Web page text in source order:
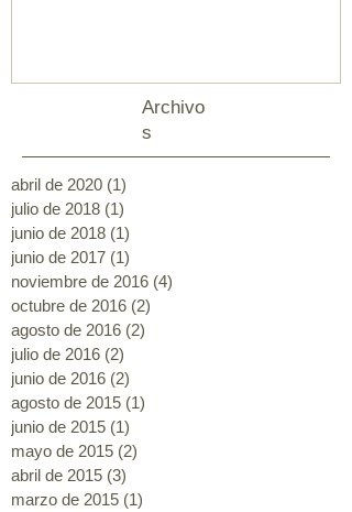
Archivo
s
abril de 2020 (1)
julio de 2018 (1)
junio de 2018 (1)
junio de 2017 (1)
noviembre de 2016 (4)
octubre de 2016 (2)
agosto de 2016 (2)
julio de 2016 (2)
junio de 2016 (2)
agosto de 2015 (1)
junio de 2015 (1)
mayo de 2015 (2)
abril de 2015 (3)
marzo de 2015 (1)